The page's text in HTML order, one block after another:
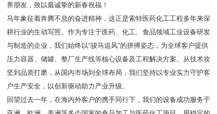
界朋友，致以最诚挚的新春祝福！
马年象征着奔腾不息的奋进精神，这正是索特医药化工工程多年来深
耕行业的生动写照。作为专注于医药、化工、食品领域工业设备研发
与制造的企业，我们始终以“骏马追风”的拼搏姿态，为全球客户提供
压力容器、储罐、整厂生产线等核心设备及工程解决方案。从技术攻
坚到品质打磨，从国内市场到全球布局，我们坚持以专业实力守护客
户生产安全，以创新驱动助力产业升级。
回望过去一年，在海内外客户的携手同行下，我们的设备成功服务于